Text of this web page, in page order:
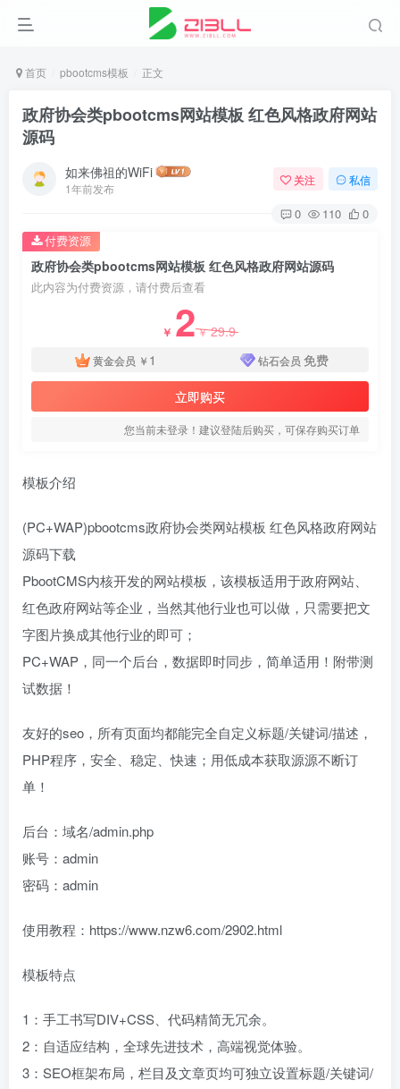
首页 pbootcms模板 正文
政府协会类pbootcms网站模板 红色风格政府网站
源码
如来佛祖的WiFi
1年前发布
关注 私信
0 110 0
政府协会类pbootcms网站模板 红色风格政府网站源码
此内容为付费资源，请付费后查看
￥ 2￥29.9
黄金会员 ￥ 1 钻石会员 免费
立即购买
您当前未登录！建议登陆后购买，可保存购买订单
付费资源
模板介绍
(PC+WAP)pbootcms政府协会类网站模板 红色风格政府网站
源码下载
PbootCMS内核开发的网站模板，该模板适用于政府网站、
红色政府网站等企业，当然其他行业也可以做，只需要把文
字图片换成其他行业的即可；
PC+WAP，同一个后台，数据即时同步，简单适用！附带测
试数据！
友好的seo，所有页面均都能完全自定义标题/关键词/描述，
PHP程序，安全、稳定、快速；用低成本获取源源不断订
单！
后台：域名/admin.php
账号：admin
密码：admin
使用教程：https://www.nzw6.com/2902.html
模板特点
1：手工书写DIV+CSS、代码精简无冗余。
2：自适应结构，全球先进技术，高端视觉体验。
3：SEO框架布局，栏目及文章页均可独立设置标题/关键词/